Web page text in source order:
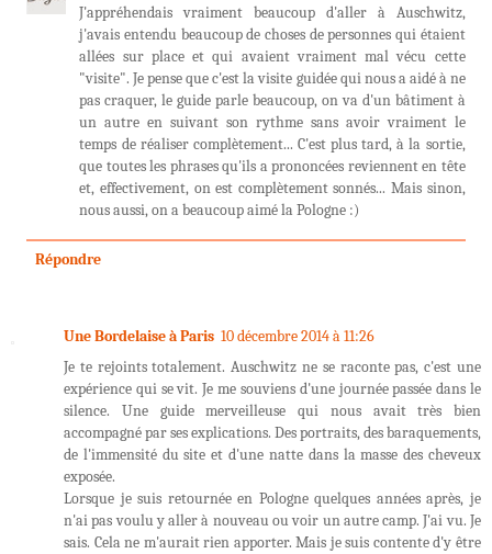
J'appréhendais vraiment beaucoup d'aller à Auschwitz,
j'avais entendu beaucoup de choses de personnes qui étaient
allées sur place et qui avaient vraiment mal vécu cette
"visite". Je pense que c'est la visite guidée qui nous a aidé à ne
pas craquer, le guide parle beaucoup, on va d'un bâtiment à
un autre en suivant son rythme sans avoir vraiment le
temps de réaliser complètement... C'est plus tard, à la sortie,
que toutes les phrases qu'ils a prononcées reviennent en tête
et, effectivement, on est complètement sonnés... Mais sinon,
nous aussi, on a beaucoup aimé la Pologne :)
Répondre
Une Bordelaise à Paris 10 décembre 2014 à 11:26
Je te rejoints totalement. Auschwitz ne se raconte pas, c'est une
expérience qui se vit. Je me souviens d'une journée passée dans le
silence. Une guide merveilleuse qui nous avait très bien
accompagné par ses explications. Des portraits, des baraquements,
de l'immensité du site et d'une natte dans la masse des cheveux
exposée.
Lorsque je suis retournée en Pologne quelques années après, je
n'ai pas voulu y aller à nouveau ou voir un autre camp. J'ai vu. Je
sais. Cela ne m'aurait rien apporter. Mais je suis contente d'y être